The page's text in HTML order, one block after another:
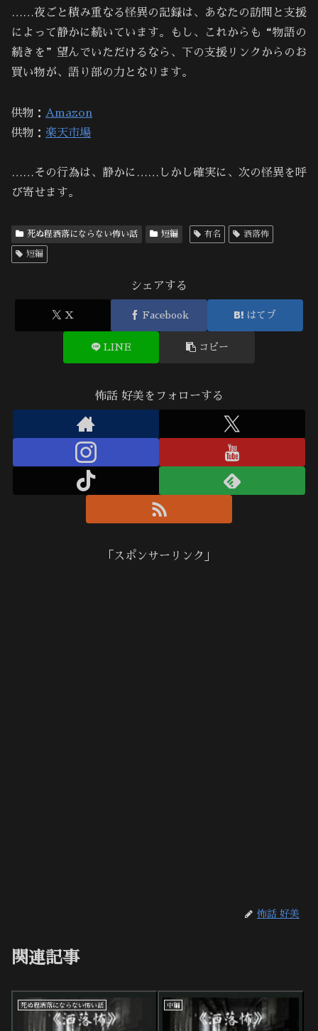
……夜ごと積み重なる怪異の記録は、あなたの訪問と支援
によって静かに続いています。もし、これからも“物語の
続きを”望んでいただけるなら、下の支援リンクからのお
買い物が、語り部の力となります。
供物： Amazon
供物： 楽天市場
……その行為は、静かに……しかし確実に、次の怪異を呼
び寄せます。
死ぬ程洒落にならない怖い話 短編 有名 洒落怖
短編
シェアする
X Facebook はてブ
LINE コピー
怖話 好美をフォローする
「スポンサーリンク」
怖話 好美
関連記事
死ぬ程洒落にならない怖い話 中編